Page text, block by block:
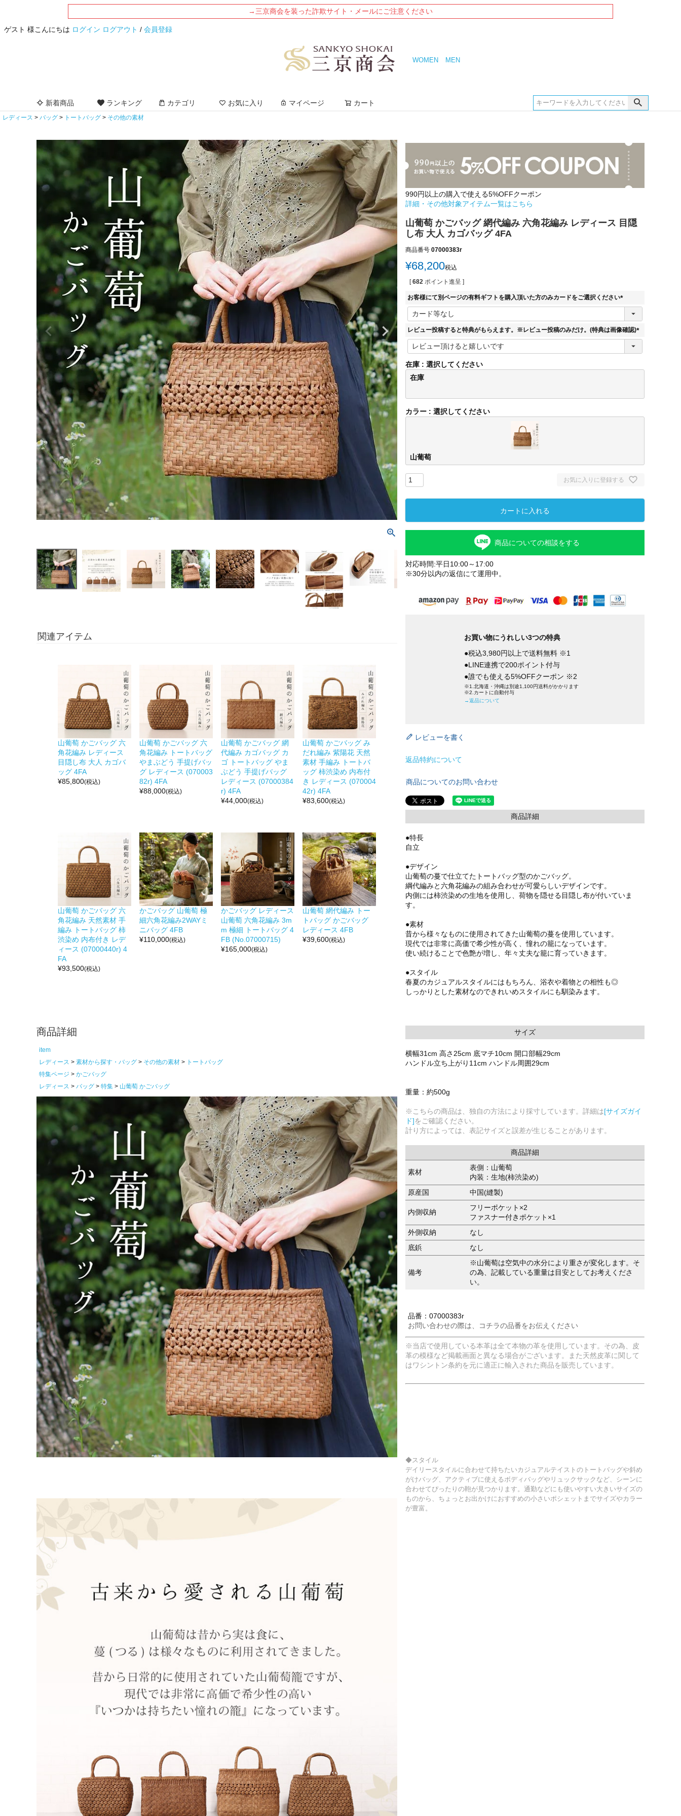
→三京商会を装った詐欺サイト・メールにご注意ください
ゲスト 様こんにちは ログイン ログアウト / 会員登録
WOMEN MEN
新着商品 ランキング カテゴリ お気に入り マイページ カート
レディース バッグ トートバッグ その他の素材
山葡萄
関連アイテム
山葡萄 かごバッグ 六
角花編み レディース
目隠し布 大人 カゴバ
ッグ 4FA
¥85,800(税込)
山葡萄 かごバッグ 六
角花編み トートバッグ
やまぶどう 手提げバッ
グ レディース (070003
82r) 4FA
¥88,000(税込)
山葡萄 かごバッグ 網
代編み カゴバッグ カ
ゴ トートバッグ やま
ぶどう 手提げバッグ
レディース (07000384
r) 4FA
¥44,000(税込)
山葡萄 かごバッグ み
だれ編み 紫陽花 天然
素材 手編み トートバ
ッグ 柿渋染め 内布付
き レディース (070004
42r) 4FA
¥83,600(税込)
山葡萄 かごバッグ 六
角花編み 天然素材 手
編み トートバッグ 柿
渋染め 内布付き レデ
ィース (07000440r) 4
FA
¥93,500(税込)
かごバッグ 山葡萄 極
細六角花編み2WAYミ
ニバッグ 4FB
¥110,000(税込)
かごバッグ レディース
山葡萄 六角花編み 3m
m 極細 トートバッグ 4
FB (No.07000715)
¥165,000(税込)
山葡萄 網代編み トー
トバッグ かごバッグ
レディース 4FB
¥39,600(税込)
商品詳細
item
レディース
素材から探す・バッグ その他の素材
トートバッグ
特集ページ
かごバッグ
レディース
バッグ 特集 山葡萄 かごバッグ
990円以上の購入で使える5%OFFクーポン
詳細・その他対象アイテム一覧はこちら
山葡萄 かごバッグ 網代編み 六角花編み レディース 目隠
し布 大人 カゴバッグ 4FA
商品番号 07000383r
¥68,200税込
[ 682 ポイント進呈 ]
お客様にて別ページの有料ギフトを購入頂いた方のみカードをご選択ください
(
須
レビュー投稿すると特典がもらえます。※レビュー投稿のみだけ。(特典は画像確認)
(
)
在庫
選択してください
在庫
カラー 選択してください
山葡萄
お気に入りに登録する
カートに入れる
商品についての相談をする
対応時間:平日10:00～17:00
※30分以内の返信にて運用中。
お買い物にうれしい3つの特典
●税込3,980円以上で送料無料 ※1
●LINE連携で200ポイント付与
●誰でも使える5%OFFクーポン ※2
※1.北海道・沖縄は別途1,100円送料がかかります
※2.カートに自動付与
→返品について
レビューを書く
返品特約について
商品についてのお問い合わせ
商品詳細
●特長
自立
●デザイン
山葡萄の蔓で仕立てたトートバッグ型のかごバッグ。
綱代編みと六角花編みの組み合わせが可愛らしいデザインです。
内側には柿渋染めの生地を使用し、荷物を隠せる目隠し布が付いていま
す。
●素材
昔から様々なものに使用されてきた山葡萄の蔓を使用しています。
現代では非常に高価で希少性が高く、憧れの籠になっています。
使い続けることで色艶が増し、年々丈夫な籠に育っていきます。
●スタイル
春夏のカジュアルスタイルにはもちろん、浴衣や着物との相性も◎
しっかりとした素材なのできれいめスタイルにも馴染みます。
サイズ
横幅31cm 高さ25cm 底マチ10cm 開口部幅29cm
ハンドル立ち上がり11cm ハンドル周囲29cm
重量：約500g
※こちらの商品は、独自の方法により採寸しています。詳細は[サイズガイ
ド]をご確認ください。
計り方によっては、表記サイズと誤差が生じることがあります。
商品詳細
素材
表側：山葡萄
内装：生地(柿渋染め)
原産国
中国(縫製)
内側収納
フリーポケット×2
ファスナー付きポケット×1
外側収納
なし
底鋲
なし
備考
※山葡萄は空気中の水分により重さが変化します。そ
の為、記載している重量は目安としてお考えくださ
い。
品番：07000383r
お問い合わせの際は、コチラの品番をお伝えください
※当店で使用している本革は全て本物の革を使用しています。その為、皮
革の模様など掲載画面と異なる場合がございます。また天然皮革に関して
はワシントン条約を元に適正に輸入された商品を販売しています。
◆スタイル
デイリースタイルに合わせて持ちたいカジュアルテイストのトートバッグや斜め
がけバッグ、アクティブに使えるボディバッグやリュックサックなど、シーンに
合わせてぴったりの鞄が見つかります。通勤などにも使いやすい大きいサイズの
ものから、ちょっとお出かけにおすすめの小さいポシェットまでサイズやカラー
が豊富。